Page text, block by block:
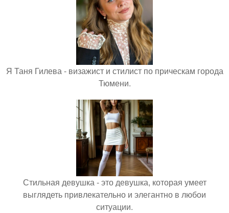
Я Таня Гилева - визажист и стилист по прическам города
Тюмени.
Стильная девушка - это девушка, которая умеет
выглядеть привлекательно и элегантно в любои
ситуации.